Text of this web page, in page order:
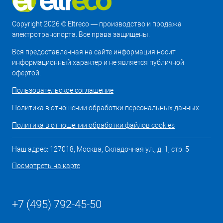
Copyright 2026 © Eltreco — производство и продажа
электротранспорта. Все права защищены.
Вся предоставленная на сайте информация носит
информационный характер и не является публичной
офертой.
Пользовательское соглашение
Политика в отношении обработки персональных данных
Политика в отношении обработки файлов cookies
Наш адрес: 127018, Москва, Складочная ул., д. 1, стр. 5
Посмотреть на карте
+7 (495) 792-45-50